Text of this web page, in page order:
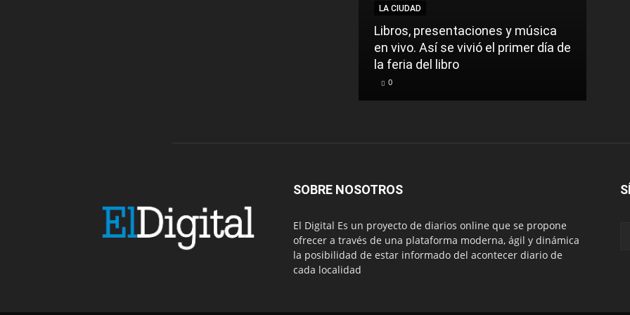
LA CIUDAD
Libros, presentaciones y música
en vivo. Así se vivió el primer día de
la feria del libro
0
SOBRE NOSOTROS
El Digital Es un proyecto de diarios online que se propone
ofrecer a través de una plataforma moderna, ágil y dinámica
la posibilidad de estar informado del acontecer diario de
cada localidad